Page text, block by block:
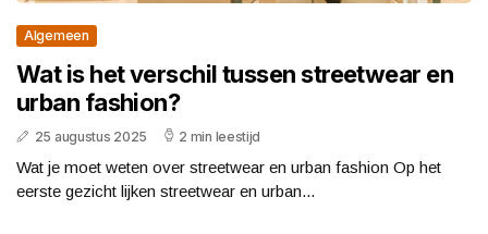
Algemeen
Wat is het verschil tussen streetwear en
urban fashion?
25 augustus 2025 2 min leestijd
Wat je moet weten over streetwear en urban fashion Op het
eerste gezicht lijken streetwear en urban...